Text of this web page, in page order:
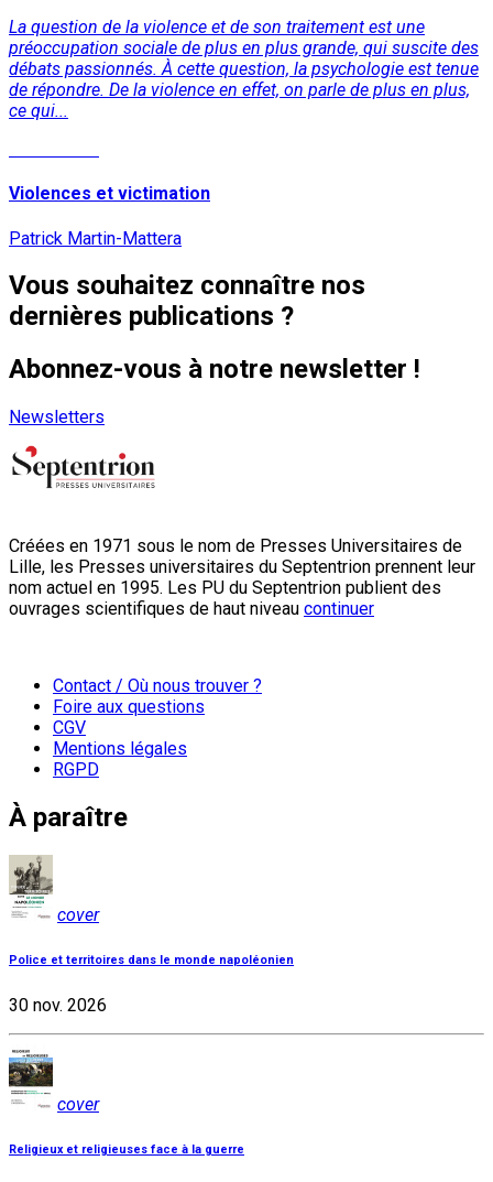
La question de la violence et de son traitement est une
préoccupation sociale de plus en plus grande, qui suscite des
débats passionnés. À cette question, la psychologie est tenue
de répondre. De la violence en effet, on parle de plus en plus,
ce qui...
Violences et victimation
Patrick Martin-Mattera
Vous souhaitez connaître nos
dernières publications ?
Abonnez-vous à notre newsletter !
Newsletters
Créées en 1971 sous le nom de Presses Universitaires de
Lille, les Presses universitaires du Septentrion prennent leur
nom actuel en 1995. Les PU du Septentrion publient des
ouvrages scientifiques de haut niveau continuer
Contact / Où nous trouver ?
Foire aux questions
CGV
Mentions légales
RGPD
À paraître
cover
Police et territoires dans le monde napoléonien
30 nov. 2026
cover
Religieux et religieuses face à la guerre